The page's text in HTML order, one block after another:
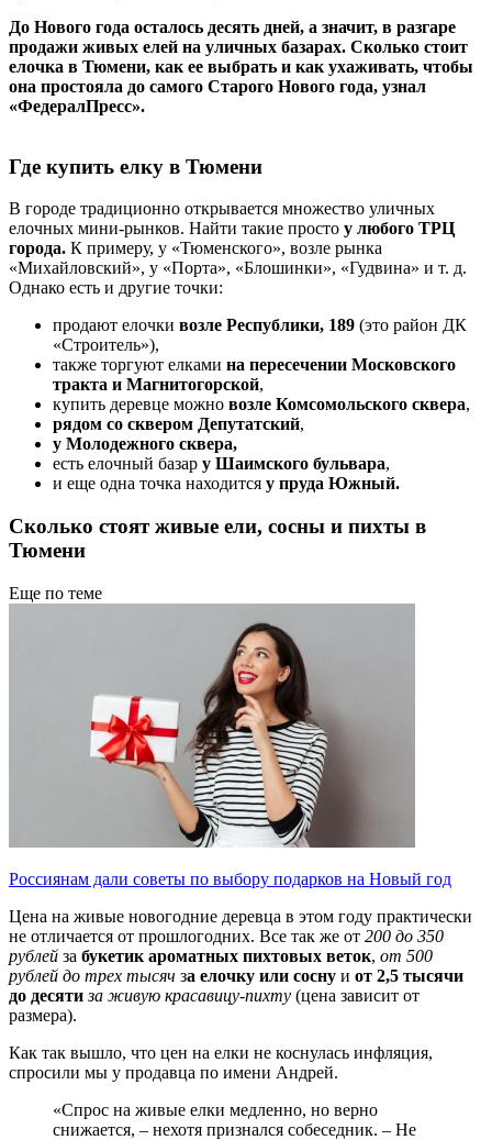
До Нового года осталось десять дней, а значит, в разгаре
продажи живых елей на уличных базарах. Сколько стоит
елочка в Тюмени, как ее выбрать и как ухаживать, чтобы
она простояла до самого Старого Нового года, узнал
«ФедералПресс».
Где купить елку в Тюмени
В городе традиционно открывается множество уличных
елочных мини-рынков. Найти такие просто у любого ТРЦ
города. К примеру, у «Тюменского», возле рынка
«Михайловский», у «Порта», «Блошинки», «Гудвина» и т. д.
Однако есть и другие точки:
продают елочки возле Республики, 189 (это район ДК
«Строитель»),
также торгуют елками на пересечении Московского
тракта и Магнитогорской,
купить деревце можно возле Комсомольского сквера,
рядом со сквером Депутатский,
у Молодежного сквера,
есть елочный базар у Шаимского бульвара,
и еще одна точка находится у пруда Южный.
Сколько стоят живые ели, сосны и пихты в
Тюмени
Еще по теме
Россиянам дали советы по выбору подарков на Новый год
Цена на живые новогодние деревца в этом году практически
не отличается от прошлогодних. Все так же от 200 до 350
рублей за букетик ароматных пихтовых веток, от 500
рублей до трех тысяч за елочку или сосну и от 2,5 тысячи
до десяти за живую красавицу-пихту (цена зависит от
размера).
Как так вышло, что цен на елки не коснулась инфляция,
спросили мы у продавца по имени Андрей.
«Спрос на живые елки медленно, но верно
снижается, – нехотя признался собеседник. – Не